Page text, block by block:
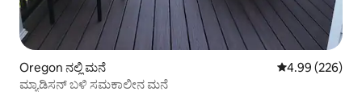
Oregon ನಲ್ಲಿ ಮನೆ 5 ರಲ್ಲಿ 4.99
4.99 (226)
ಮ್ಯಾಡಿಸನ್ ಬಳಿ ಸಮಕಾಲೀನ ಮನೆ